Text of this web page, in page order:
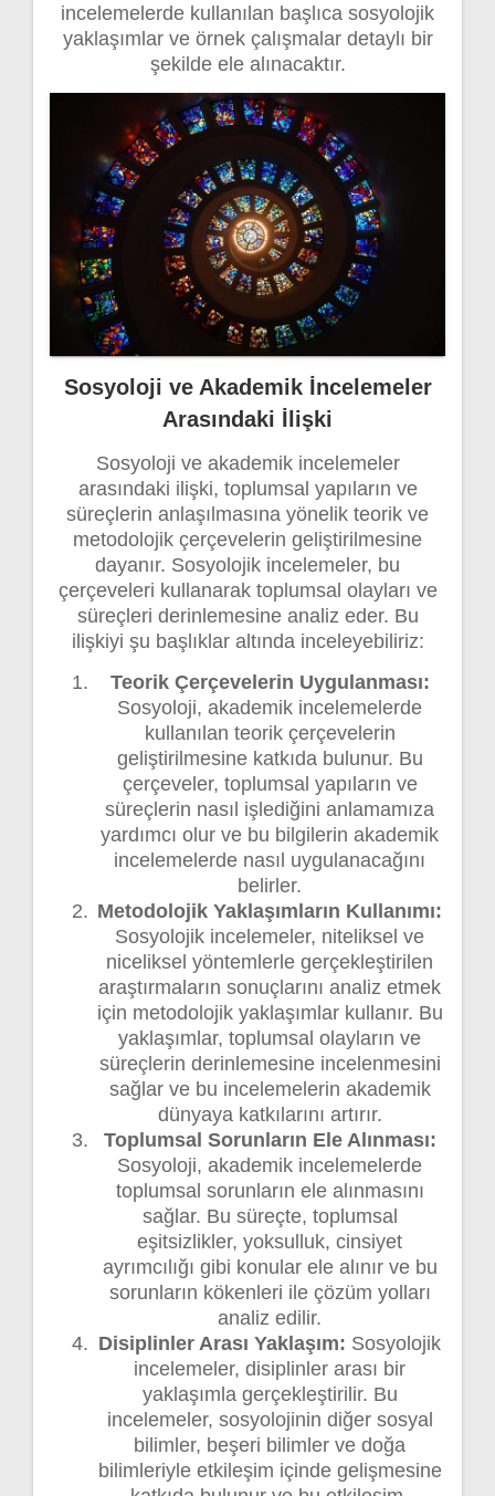
incelemelerde kullanılan başlıca sosyolojik
yaklaşımlar ve örnek çalışmalar detaylı bir
şekilde ele alınacaktır.
Sosyoloji ve Akademik İncelemeler
Arasındaki İlişki
Sosyoloji ve akademik incelemeler
arasındaki ilişki, toplumsal yapıların ve
süreçlerin anlaşılmasına yönelik teorik ve
metodolojik çerçevelerin geliştirilmesine
dayanır. Sosyolojik incelemeler, bu
çerçeveleri kullanarak toplumsal olayları ve
süreçleri derinlemesine analiz eder. Bu
ilişkiyi şu başlıklar altında inceleyebiliriz:
Teorik Çerçevelerin Uygulanması:
Sosyoloji, akademik incelemelerde
kullanılan teorik çerçevelerin
geliştirilmesine katkıda bulunur. Bu
çerçeveler, toplumsal yapıların ve
süreçlerin nasıl işlediğini anlamamıza
yardımcı olur ve bu bilgilerin akademik
incelemelerde nasıl uygulanacağını
belirler.
Metodolojik Yaklaşımların Kullanımı:
Sosyolojik incelemeler, niteliksel ve
niceliksel yöntemlerle gerçekleştirilen
araştırmaların sonuçlarını analiz etmek
için metodolojik yaklaşımlar kullanır. Bu
yaklaşımlar, toplumsal olayların ve
süreçlerin derinlemesine incelenmesini
sağlar ve bu incelemelerin akademik
dünyaya katkılarını artırır.
Toplumsal Sorunların Ele Alınması:
Sosyoloji, akademik incelemelerde
toplumsal sorunların ele alınmasını
sağlar. Bu süreçte, toplumsal
eşitsizlikler, yoksulluk, cinsiyet
ayrımcılığı gibi konular ele alınır ve bu
sorunların kökenleri ile çözüm yolları
analiz edilir.
Disiplinler Arası Yaklaşım: Sosyolojik
incelemeler, disiplinler arası bir
yaklaşımla gerçekleştirilir. Bu
incelemeler, sosyolojinin diğer sosyal
bilimler, beşeri bilimler ve doğa
bilimleriyle etkileşim içinde gelişmesine